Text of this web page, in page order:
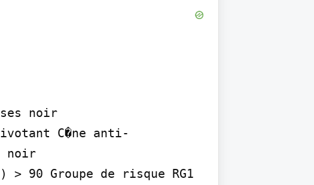
noir
C�ne anti-
noir
> 90 Groupe de risque RG1